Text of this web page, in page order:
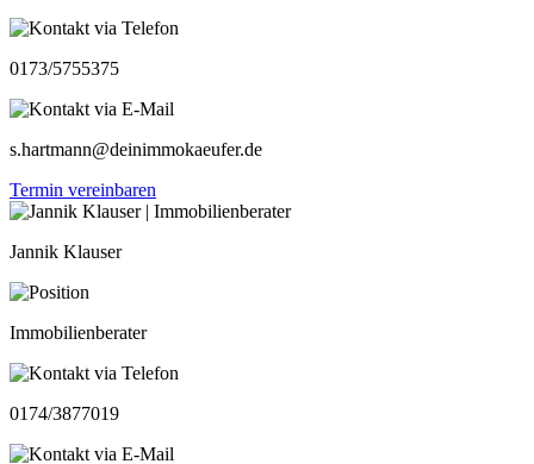
0173/5755375
s.hartmann@deinimmokaeufer.de
Termin vereinbaren
Jannik Klauser
Immobilienberater
0174/3877019